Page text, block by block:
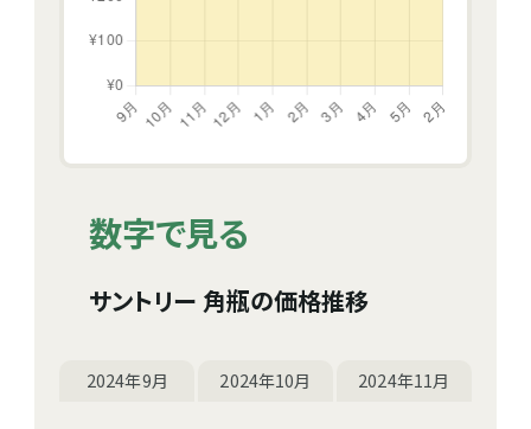
数字で見る
サントリー 角瓶の価格推移
2024年9月 2024年10月 2024年11月